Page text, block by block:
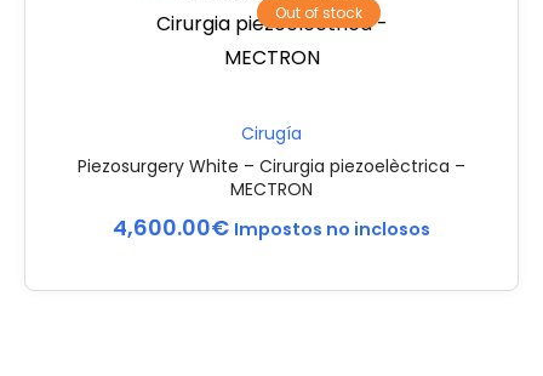
Out of stock
Cirugía
Piezosurgery White – Cirurgia piezoelèctrica –
MECTRON
4,600.00€ Impostos no inclosos